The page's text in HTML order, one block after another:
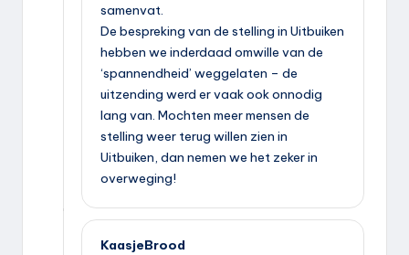
samenvat.
De bespreking van de stelling in Uitbuiken
hebben we inderdaad omwille van de
‘spannendheid’ weggelaten – de
uitzending werd er vaak ook onnodig
lang van. Mochten meer mensen de
stelling weer terug willen zien in
Uitbuiken, dan nemen we het zeker in
overweging!
KaasjeBrood